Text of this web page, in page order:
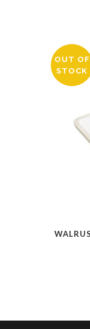
OUT OF
STOCK